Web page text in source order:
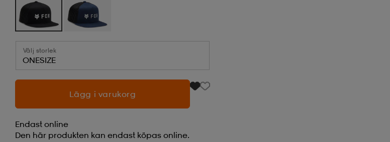
Välj storlek
ONESIZE
Lägg i varukorg
Endast online
Den här produkten kan endast köpas online.